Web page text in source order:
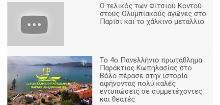
Ο τελικός των Φίτσιου Κοντού
στους Ολυμπίακούς αγώνες στο
Παρίσι και το χάλκινο μετάλλιο
Το 4ο Πανελλήνιο πρωτάθλημα
Παράκτιας Κωπηλασίας στο
Βόλο πέρασε στην ιστορία
αφήνοντας πολύ καλές
εντυπώσεις σε συμμετέχοντες
και θεατές